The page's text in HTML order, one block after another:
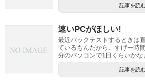
記事を読
速いPCがほしい!
最近バックテストするときは
ているもんだから、すげー時
分のパソコンで1日くらいか
記事を読